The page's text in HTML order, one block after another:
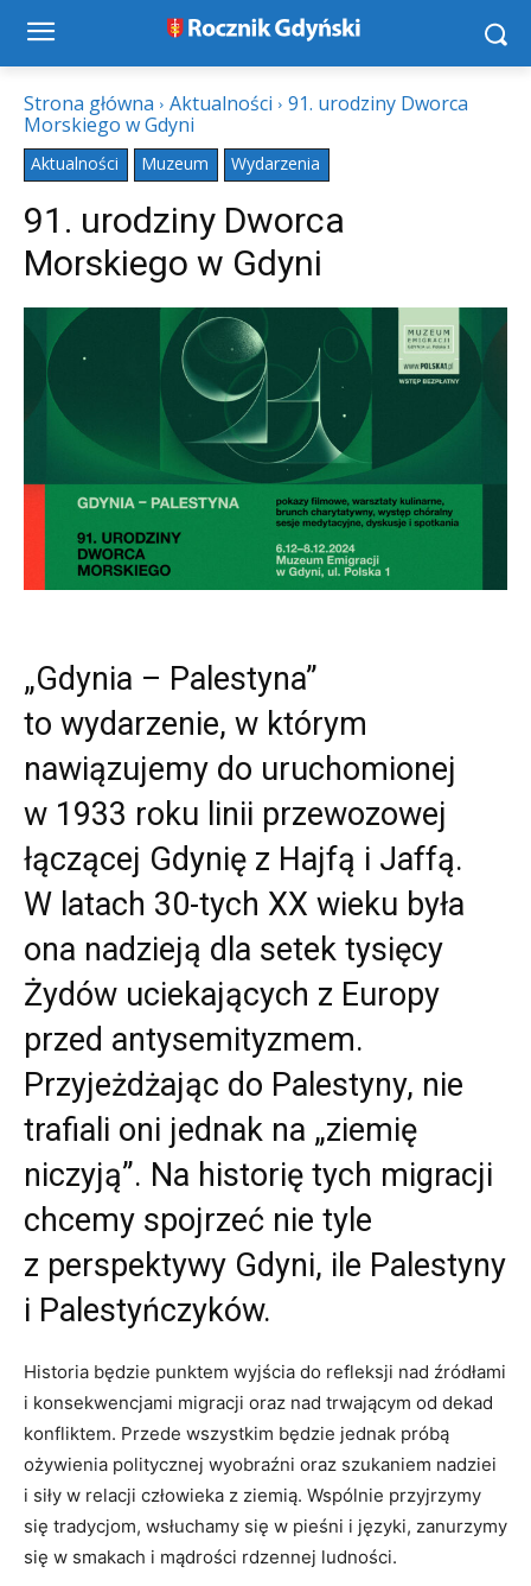
Strona główna Aktualności
91. urodziny Dworca
Morskiego w Gdyni
Aktualności Muzeum Wydarzenia
91. urodziny Dworca
Morskiego w Gdyni
„Gdynia – Palestyna”
to wydarzenie, w którym
nawiązujemy do uruchomionej
w 1933 roku linii przewozowej
łączącej Gdynię z Hajfą i Jaffą.
W latach 30-tych XX wieku była
ona nadzieją dla setek tysięcy
Żydów uciekających z Europy
przed antysemityzmem.
Przyjeżdżając do Palestyny, nie
trafiali oni jednak na „ziemię
niczyją”. Na historię tych migracji
chcemy spojrzeć nie tyle
z perspektywy Gdyni, ile Palestyny
i Palestyńczyków.
Historia będzie punktem wyjścia do refleksji nad źródłami
i konsekwencjami migracji oraz nad trwającym od dekad
konfliktem. Przede wszystkim będzie jednak próbą
ożywienia politycznej wyobraźni oraz szukaniem nadziei
i siły w relacji człowieka z ziemią. Wspólnie przyjrzymy
się tradycjom, wsłuchamy się w pieśni i języki, zanurzymy
się w smakach i mądrości rdzennej ludności.